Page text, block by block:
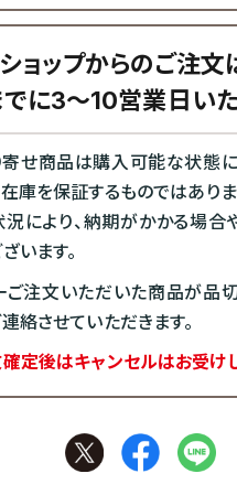
ョップからのご注文
に3～10営業日いた
せ商品は購入可能な状態に
庫を保証するものではありま
により、納期がかかる場合
います。
注文いただいた商品が品
絡させていただきます。
定後はキャンセルはお受けし